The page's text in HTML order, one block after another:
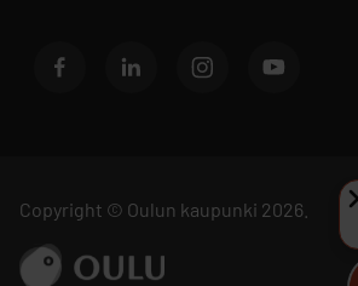
FacebookLinkedIn InstagramYoutube
Copyright © Oulun kaupunki 2026.
Siirry sivustolle ouka.fi